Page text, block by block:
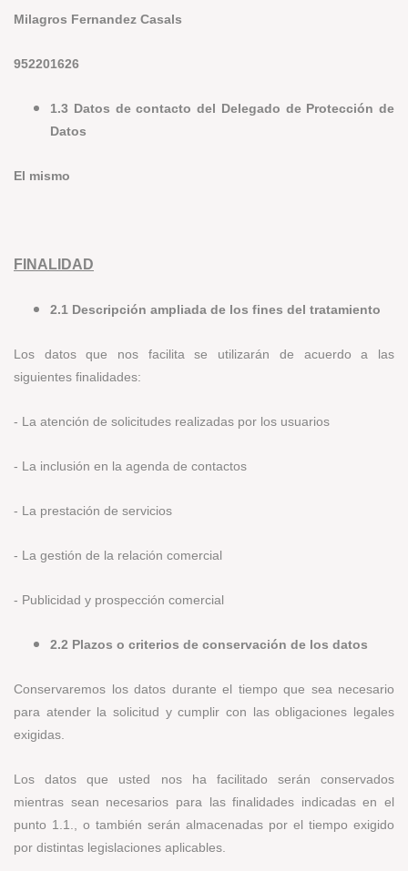
Milagros Fernandez Casals
952201626
1.3 Datos de contacto del Delegado de Protección de
Datos
El mismo
FINALIDAD
2.1 Descripción ampliada de los fines del tratamiento
Los datos que nos facilita se utilizarán de acuerdo a las
siguientes finalidades:
- La atención de solicitudes realizadas por los usuarios
- La inclusión en la agenda de contactos
- La prestación de servicios
- La gestión de la relación comercial
- Publicidad y prospección comercial
2.2 Plazos o criterios de conservación de los datos
Conservaremos los datos durante el tiempo que sea necesario
para atender la solicitud y cumplir con las obligaciones legales
exigidas.
Los datos que usted nos ha facilitado serán conservados
mientras sean necesarios para las finalidades indicadas en el
punto 1.1., o también serán almacenadas por el tiempo exigido
por distintas legislaciones aplicables.